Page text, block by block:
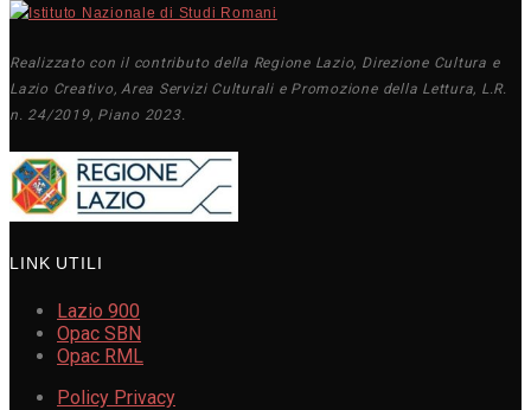
Realizzato con il contributo della Regione Lazio, Direzione Cultura e
Lazio Creativo, Area Servizi Culturali e Promozione della Lettura, L.R.
n. 24/2019, Piano 2023.
LINK UTILI
Lazio 900
Opac SBN
Opac RML
Policy Privacy